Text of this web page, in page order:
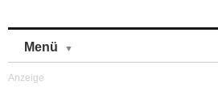
Menü